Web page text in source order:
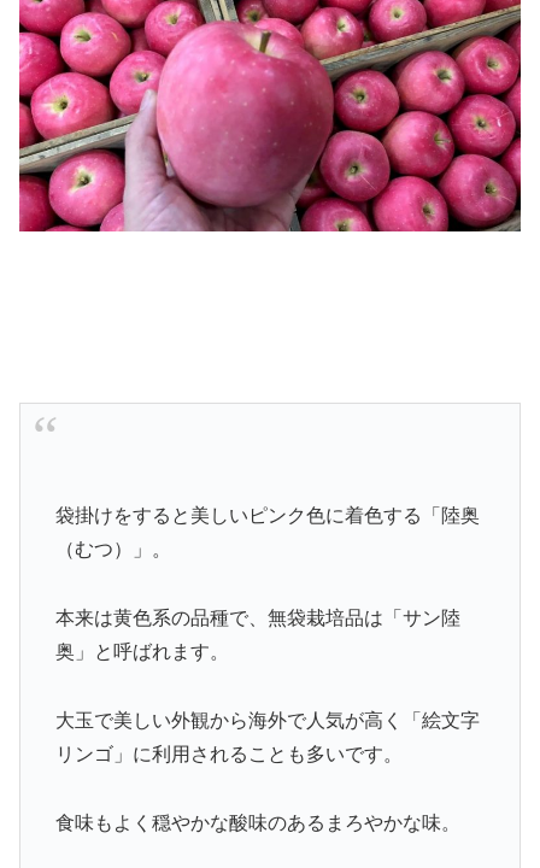
袋掛けをすると美しいピンク色に着色する「陸奥
（むつ）」。
本来は黄色系の品種で、無袋栽培品は「サン陸
奥」と呼ばれます。
大玉で美しい外観から海外で人気が高く「絵文字
リンゴ」に利用されることも多いです。
食味もよく穏やかな酸味のあるまろやかな味。